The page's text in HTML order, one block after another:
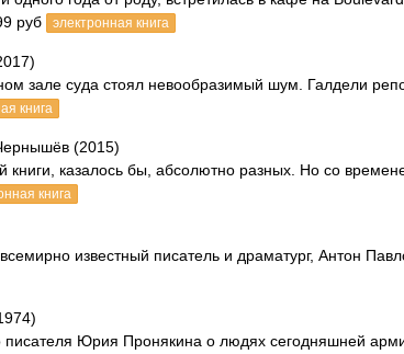
руб
электронная книга
зале суда стоял невообразимый шум. Галдели
книга
(2015)
книги, казалось бы, абсолютно разных. Но со
книга
известный писатель и драматург, Антон
писателя Юрия Пронякина о людях сегодняшней